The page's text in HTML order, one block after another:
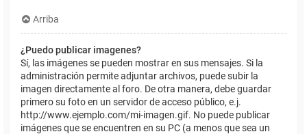
Arriba
¿Puedo publicar imagenes?
Sí, las imágenes se pueden mostrar en sus mensajes. Si la
administración permite adjuntar archivos, puede subir la
imagen directamente al foro. De otra manera, debe guardar
primero su foto en un servidor de acceso público, e.j.
http://www.ejemplo.com/mi-imagen.gif. No puede publicar
imágenes que se encuentren en su PC (a menos que sea un